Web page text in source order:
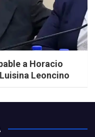
a Horacio
Leoncino